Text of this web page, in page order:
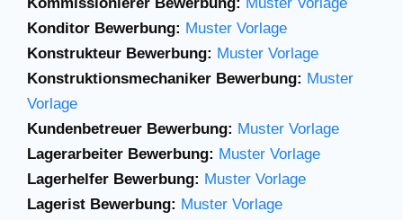
Kommissionierer Bewerbung: Muster Vorlage
Konditor Bewerbung: Muster Vorlage
Konstrukteur Bewerbung: Muster Vorlage
Konstruktionsmechaniker Bewerbung: Muster
Vorlage
Kundenbetreuer Bewerbung: Muster Vorlage
Lagerarbeiter Bewerbung: Muster Vorlage
Lagerhelfer Bewerbung: Muster Vorlage
Lagerist Bewerbung: Muster Vorlage